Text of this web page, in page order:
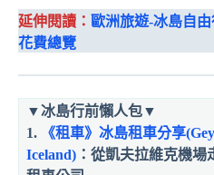
延伸閱讀： 歐洲旅遊-冰島自
花費總覽
▼冰島行前懶人包▼
1.
《租車》冰島租車分享
Iceland) ：從凱夫拉維克機